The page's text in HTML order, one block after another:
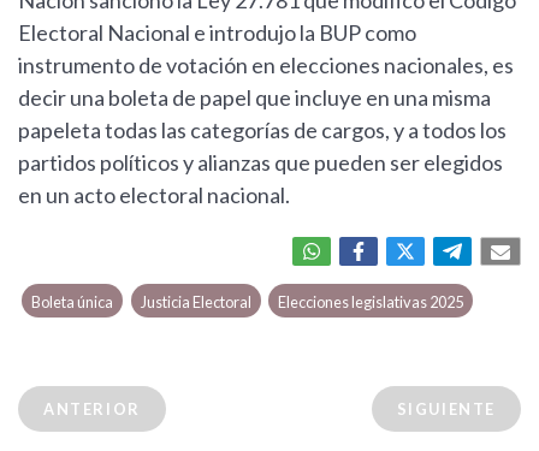
Electoral Nacional e introdujo la BUP como
instrumento de votación en elecciones nacionales, es
decir una boleta de papel que incluye en una misma
papeleta todas las categorías de cargos, y a todos los
partidos políticos y alianzas que pueden ser elegidos
en un acto electoral nacional.
Boleta única Justicia Electoral Elecciones legislativas 2025
ANTERIOR SIGUIENTE